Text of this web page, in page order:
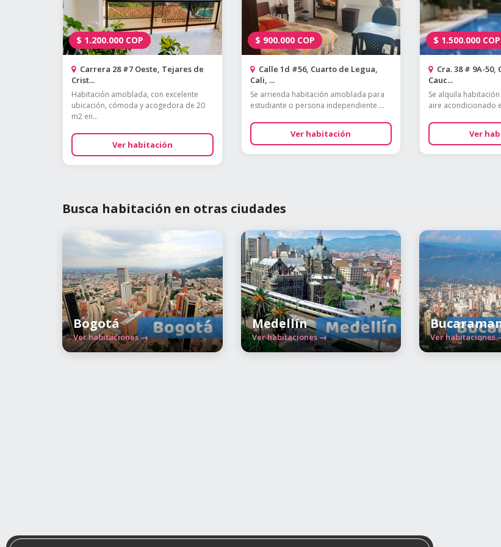
$ 1.200.000 COP
Carrera 28 #7 Oeste, Tejares de
Crist...
Habitación amoblada, con excelente
ubicación, cómoda y acogedora de 20
m2 en...
Ver habitación
$ 900.000 COP
Calle 1d #56, Cuarto de Legua,
Cali, ...
Se arrienda habitación amoblada para
estudiante o persona independiente....
Ver habitación
$ 1.500.000 COP
Cra. 38 # 9A-50,
Cauc...
Se alquila
aire acondicionado
Ver
Busca habitación en otras ciudades
Bogotá
Ver habitaciones →
Medellín
Ver habitaciones → Ver habitaciones